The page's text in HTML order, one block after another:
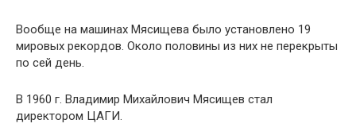
Вообще на машинах Мясищева было установлено 19
мировых рекордов. Около половины из них не перекрыты
по сей день.
В 1960 г. Владимир Михайлович Мясищев стал
директором ЦАГИ.